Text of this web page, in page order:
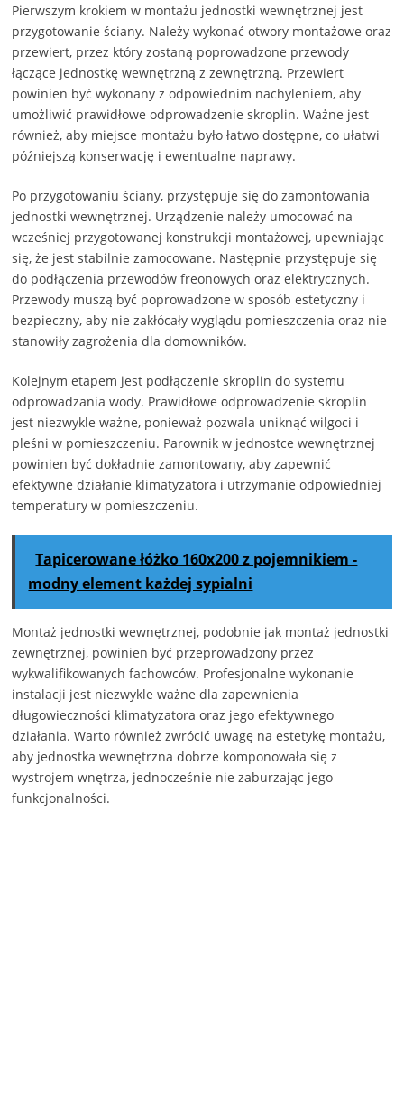
Pierwszym krokiem w montażu jednostki wewnętrznej jest
przygotowanie ściany. Należy wykonać otwory montażowe oraz
przewiert, przez który zostaną poprowadzone przewody
łączące jednostkę wewnętrzną z zewnętrzną. Przewiert
powinien być wykonany z odpowiednim nachyleniem, aby
umożliwić prawidłowe odprowadzenie skroplin. Ważne jest
również, aby miejsce montażu było łatwo dostępne, co ułatwi
późniejszą konserwację i ewentualne naprawy.
Po przygotowaniu ściany, przystępuje się do zamontowania
jednostki wewnętrznej. Urządzenie należy umocować na
wcześniej przygotowanej konstrukcji montażowej, upewniając
się, że jest stabilnie zamocowane. Następnie przystępuje się
do podłączenia przewodów freonowych oraz elektrycznych.
Przewody muszą być poprowadzone w sposób estetyczny i
bezpieczny, aby nie zakłócały wyglądu pomieszczenia oraz nie
stanowiły zagrożenia dla domowników.
Kolejnym etapem jest podłączenie skroplin do systemu
odprowadzania wody. Prawidłowe odprowadzenie skroplin
jest niezwykle ważne, ponieważ pozwala uniknąć wilgoci i
pleśni w pomieszczeniu. Parownik w jednostce wewnętrznej
powinien być dokładnie zamontowany, aby zapewnić
efektywne działanie klimatyzatora i utrzymanie odpowiedniej
temperatury w pomieszczeniu.
Tapicerowane łóżko 160x200 z pojemnikiem -
modny element każdej sypialni
Montaż jednostki wewnętrznej, podobnie jak montaż jednostki
zewnętrznej, powinien być przeprowadzony przez
wykwalifikowanych fachowców. Profesjonalne wykonanie
instalacji jest niezwykle ważne dla zapewnienia
długowieczności klimatyzatora oraz jego efektywnego
działania. Warto również zwrócić uwagę na estetykę montażu,
aby jednostka wewnętrzna dobrze komponowała się z
wystrojem wnętrza, jednocześnie nie zaburzając jego
funkcjonalności.